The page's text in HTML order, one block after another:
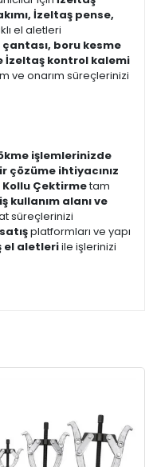
İzeltaş pense,
el aletleri
boru kesme
İzeltaş kontrol kalemi
ve onarım süreçlerinizi
işlemlerinizde
çözüme ihtiyacınız
Kollu Çektirmetam
kullanım alanı ve
süreçlerinizi
platformları ve yapı
el aletleriile işlerinizi